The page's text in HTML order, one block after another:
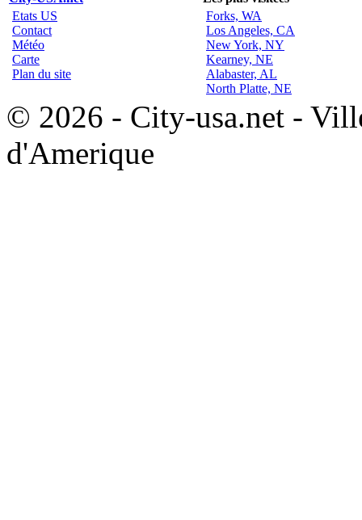
Etats US
Contact
Météo
Carte
Plan du site
Forks, WA
Los Angeles, CA
New York, NY
Kearney, NE
Alabaster, AL
North Platte, NE
© 2026 - City-usa.net -
d'Amerique